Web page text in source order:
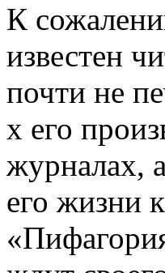
К
известен
почти не
х его
журналах,
его жизни